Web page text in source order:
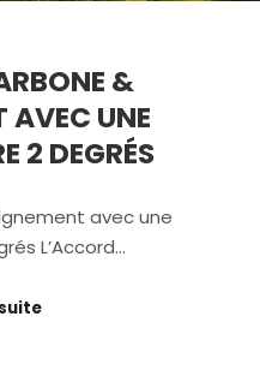
&
AVEC UNE
2 DEGRÉS
avec une
L’Accord…